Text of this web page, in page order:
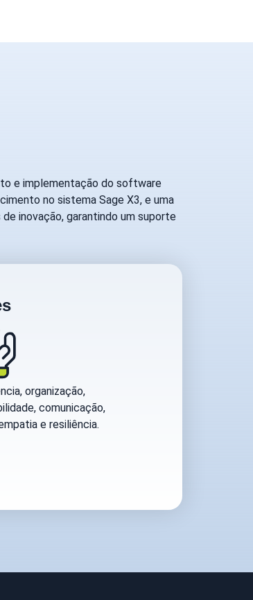
e implementação do software
no sistema Sage X3, e uma
inovação, garantindo um suporte
organização,
comunicação,
e resiliência.